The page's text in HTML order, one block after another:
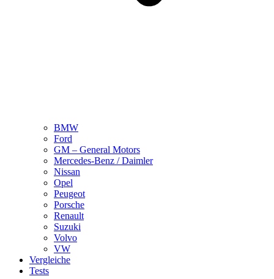
BMW
Ford
GM – General Motors
Mercedes-Benz / Daimler
Nissan
Opel
Peugeot
Porsche
Renault
Suzuki
Volvo
VW
Vergleiche
Tests